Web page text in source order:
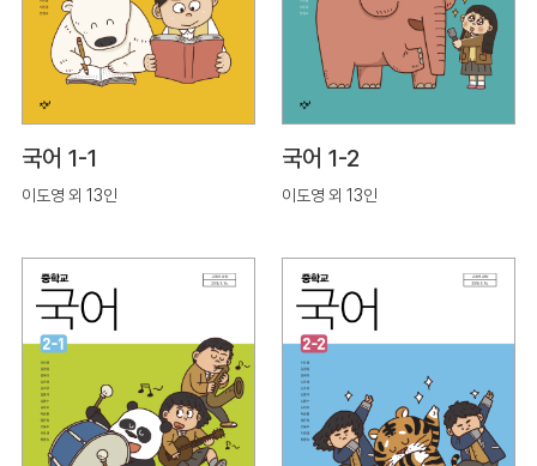
국어 1-1
이도영 외 13인
국어 1-2
이도영 외 13인